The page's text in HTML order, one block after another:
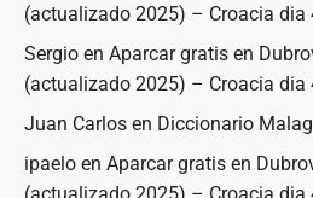
(actualizado 2025) – Croacia dia
Sergio en Aparcar gratis en
(actualizado 2025) – Croacia dia
Juan Carlos en Diccionario
ipaelo en Aparcar gratis en
(actualizado 2025) – Croacia dia